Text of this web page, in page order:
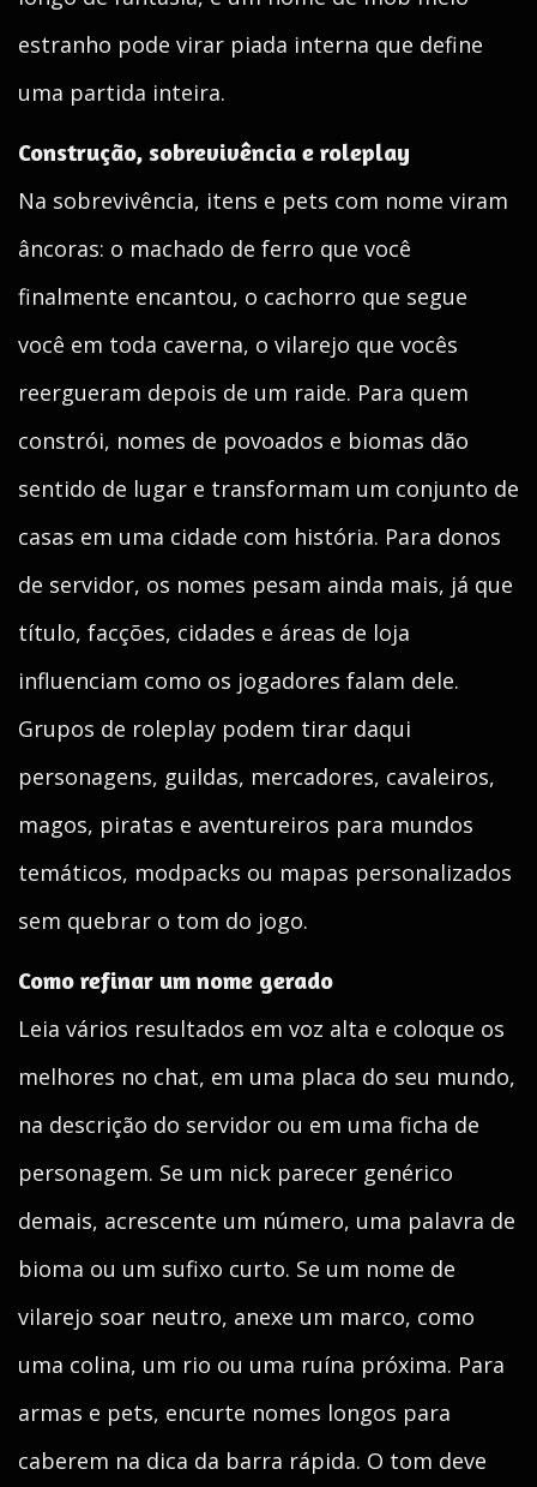
estranho pode virar piada interna que define
uma partida inteira.
Construção, sobrevivência e roleplay
Na sobrevivência, itens e pets com nome viram
âncoras: o machado de ferro que você
finalmente encantou, o cachorro que segue
você em toda caverna, o vilarejo que vocês
reergueram depois de um raide. Para quem
constrói, nomes de povoados e biomas dão
sentido de lugar e transformam um conjunto de
casas em uma cidade com história. Para donos
de servidor, os nomes pesam ainda mais, já que
título, facções, cidades e áreas de loja
influenciam como os jogadores falam dele.
Grupos de roleplay podem tirar daqui
personagens, guildas, mercadores, cavaleiros,
magos, piratas e aventureiros para mundos
temáticos, modpacks ou mapas personalizados
sem quebrar o tom do jogo.
Como refinar um nome gerado
Leia vários resultados em voz alta e coloque os
melhores no chat, em uma placa do seu mundo,
na descrição do servidor ou em uma ficha de
personagem. Se um nick parecer genérico
demais, acrescente um número, uma palavra de
bioma ou um sufixo curto. Se um nome de
vilarejo soar neutro, anexe um marco, como
uma colina, um rio ou uma ruína próxima. Para
armas e pets, encurte nomes longos para
caberem na dica da barra rápida. O tom deve